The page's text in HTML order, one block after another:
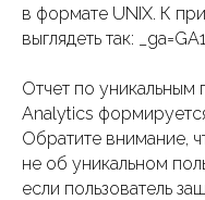
в формате UNIX. К
выглядеть так:
Отчет по уникальным
Analytics
Обратите внимание,
не об уникальном
если пользователь